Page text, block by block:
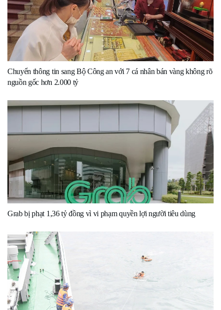
Chuyển thông tin sang Bộ Công an với 7 cá nhân bán vàng không rõ
nguồn gốc hơn 2.000 tỷ
Grab bị phạt 1,36 tỷ đồng vì vi phạm quyền lợi người tiêu dùng